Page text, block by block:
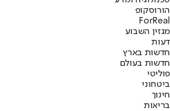
הורוסקופ
ForReal
מגזין השבוע
דעות
חדשות בארץ
חדשות בעולם
פוליטי
ביטחוני
חינוך
בריאות